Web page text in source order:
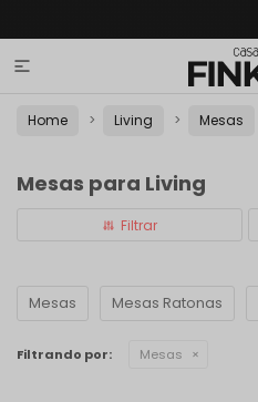

Home Living Mesas
Mesas para Living
Mesas Mesas Ratonas
Filtrando por: Mesas